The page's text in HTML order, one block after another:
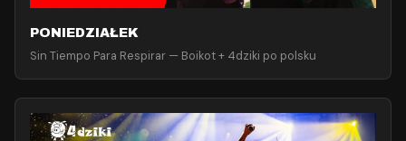
PONIEDZIAŁEK
Sin Tiempo Para Respirar — Boikot + 4dziki po polsku